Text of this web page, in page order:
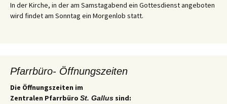
In der Kirche, in der am Samstagabend ein Gottesdienst angeboten
wird findet am Sonntag ein Morgenlob statt.
Pfarrbüro- Öffnungszeiten
Die Öffnungszeiten im
Zentralen Pfarrbüro St. Gallus sind: